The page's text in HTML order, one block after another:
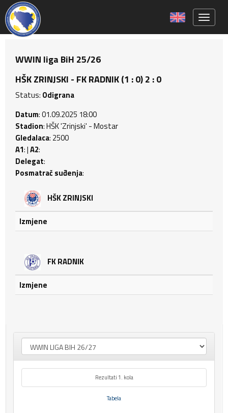
WWIN liga BiH 25/26
HŠK ZRINJSKI - FK RADNIK (1 : 0) 2 : 0
Status: Odigrana
Datum: 01.09.2025 18:00
Stadion: HŠK 'Zrinjski' - Mostar
Gledalaca: 2500
A1: |A2:
Delegat:
Posmatrač suđenja:
HŠK ZRINJSKI
Izmjene
FK RADNIK
Izmjene
Rezultati 1. kola
Tabela